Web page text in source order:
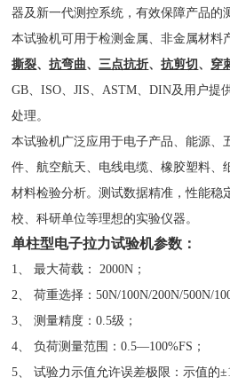
器及新一代测控系统，有效保障产品的
本试验机可用于检测金属、非金属材料
撕裂、抗弯曲、三点抗折、抗剪切 、穿
GB、ISO、JIS、ASTM、DIN及用户提
处理。
本试验机广泛应用于电子产品、能源、
件、航空航天、电线电缆、橡胶塑料、
材料检验分析。测试数据精准，性能稳
校、科研单位等理想的实验仪器。
单柱型电子拉力试验机参数：
1、 最大荷载： 2000N；
2、 荷重选择：50N/100N/200N/500N/
3、 测量精度：0.5级；
4、 负荷测量范围：0.5—100%FS；
5、 试验力示值允许误差极限：示值的